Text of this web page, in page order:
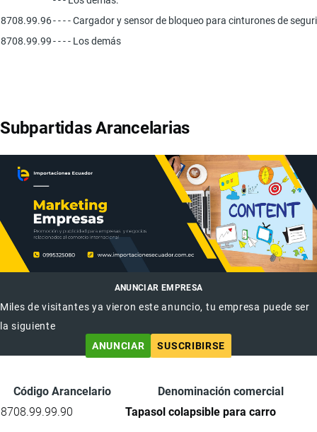
8708.99.96- - - - Cargador y sensor de bloqueo para cinturones de
8708.99.99- - - - Los demás
Subpartidas Arancelarias
ANUNCIAR EMPRESA
Miles de visitantes ya vieron este anuncio, tu empresa puede ser
la siguiente
ANUNCIAR
SUSCRIBIRSE
Código Arancelario
Denominación comercial
8708.99.99.90
Tapasol colapsible para carro